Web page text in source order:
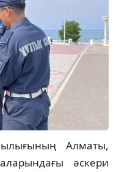
Алматы,
әскери